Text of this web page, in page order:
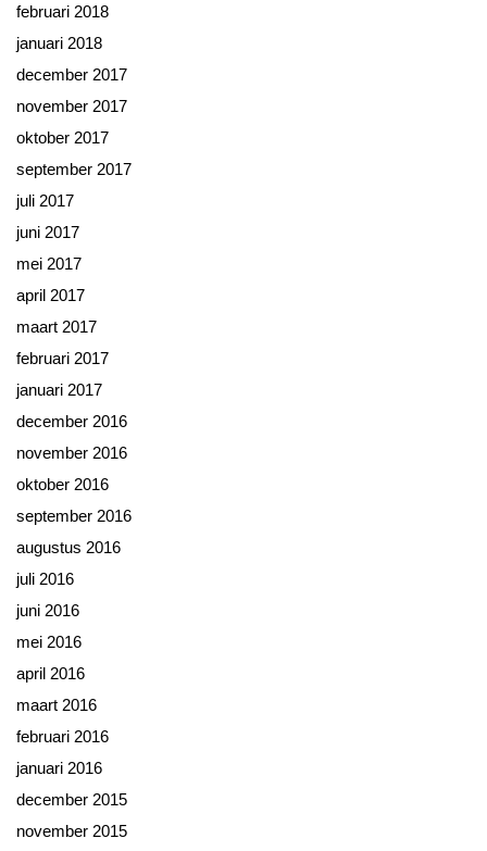
februari 2018
januari 2018
december 2017
november 2017
oktober 2017
september 2017
juli 2017
juni 2017
mei 2017
april 2017
maart 2017
februari 2017
januari 2017
december 2016
november 2016
oktober 2016
september 2016
augustus 2016
juli 2016
juni 2016
mei 2016
april 2016
maart 2016
februari 2016
januari 2016
december 2015
november 2015